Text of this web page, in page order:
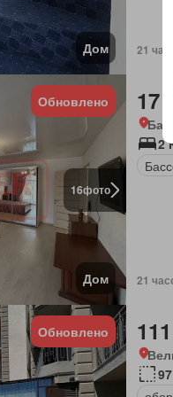
Дом 21
16фото
Обновлено
Дом
17
2
21
Обновлено